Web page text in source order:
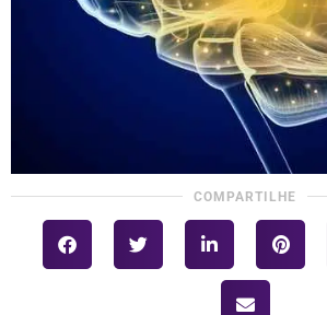
COMPARTILHE